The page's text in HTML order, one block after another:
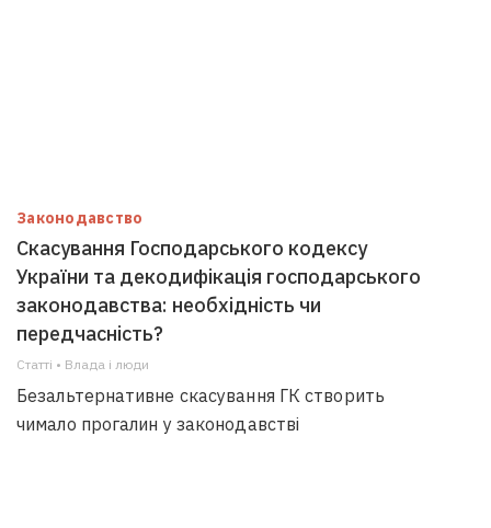
Законодавство
Скасування Господарського кодексу
України та декодифікація господарського
законодавства: необхідність чи
передчасність?
Статті • Влада i люди
Безальтернативне скасування ГК створить
чимало прогалин у законодавстві